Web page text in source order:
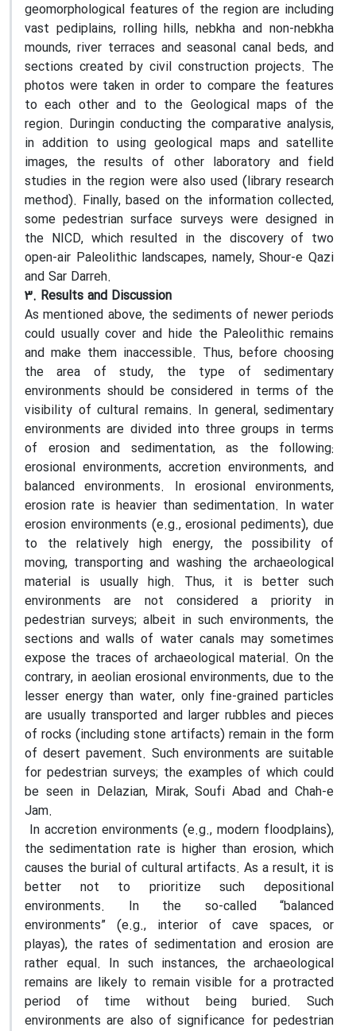
geomorphological features of the region are including
vast pediplains, rolling hills, nebkha and non-nebkha
mounds, river terraces and seasonal canal beds, and
sections created by civil construction projects. The
photos were taken in order to compare the features
to each other and to the Geological maps of the
region. Duringin conducting the comparative analysis,
in addition to using geological maps and satellite
images, the results of other laboratory and field
studies in the region were also used (library research
method). Finally, based on the information collected,
some pedestrian surface surveys were designed in
the NICD, which resulted in the discovery of two
open-air Paleolithic landscapes, namely, Shour-e Qazi
and Sar Darreh.
3. Results and Discussion
As mentioned above, the sediments of newer periods
could usually cover and hide the Paleolithic remains
and make them inaccessible. Thus, before choosing
the area of study, the type of sedimentary
environments should be considered in terms of the
visibility of cultural remains. In general, sedimentary
environments are divided into three groups in terms
of erosion and sedimentation, as the following:
erosional environments, accretion environments, and
balanced environments. In erosional environments,
erosion rate is heavier than sedimentation. In water
erosion environments (e.g., erosional pediments), due
to the relatively high energy, the possibility of
moving, transporting and washing the archaeological
material is usually high. Thus, it is better such
environments are not considered a priority in
pedestrian surveys; albeit in such environments, the
sections and walls of water canals may sometimes
expose the traces of archaeological material. On the
contrary, in aeolian erosional environments, due to the
lesser energy than water, only fine-grained particles
are usually transported and larger rubbles and pieces
of rocks (including stone artifacts) remain in the form
of desert pavement. Such environments are suitable
for pedestrian surveys; the examples of which could
be seen in Delazian, Mirak, Soufi Abad and Chah-e
Jam.
In accretion environments (e.g., modern floodplains),
the sedimentation rate is higher than erosion, which
causes the burial of cultural artifacts. As a result, it is
better not to prioritize such depositional
environments. In the so-called “balanced
environments” (e.g., interior of cave spaces, or
playas), the rates of sedimentation and erosion are
rather equal. In such instances, the archaeological
remains are likely to remain visible for a protracted
period of time without being buried. Such
environments are also of significance for pedestrian